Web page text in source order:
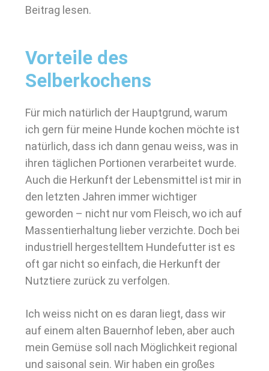
Beitrag lesen.
Vorteile des
Selberkochens
Für mich natürlich der Hauptgrund, warum
ich gern für meine Hunde kochen möchte ist
natürlich, dass ich dann genau weiss, was in
ihren täglichen Portionen verarbeitet wurde.
Auch die Herkunft der Lebensmittel ist mir in
den letzten Jahren immer wichtiger
geworden – nicht nur vom Fleisch, wo ich auf
Massentierhaltung lieber verzichte. Doch bei
industriell hergestelltem Hundefutter ist es
oft gar nicht so einfach, die Herkunft der
Nutztiere zurück zu verfolgen.
Ich weiss nicht on es daran liegt, dass wir
auf einem alten Bauernhof leben, aber auch
mein Gemüse soll nach Möglichkeit regional
und saisonal sein. Wir haben ein großes